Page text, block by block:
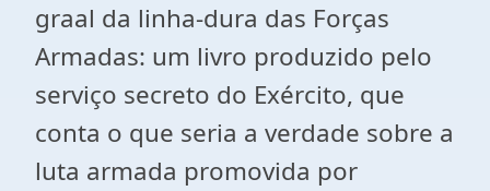
graal da linha-dura das Forças
Armadas: um livro produzido pelo
serviço secreto do Exército, que
conta o que seria a verdade sobre a
luta armada promovida por